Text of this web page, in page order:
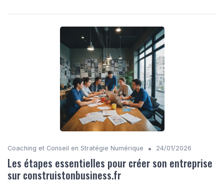
Coaching et Conseil en Stratégie Numérique • 24/01/2026
Les étapes essentielles pour créer son entreprise
sur construistonbusiness.fr